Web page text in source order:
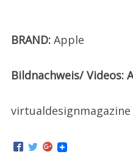
BRAND:Apple
Bildnachweis/ Videos: